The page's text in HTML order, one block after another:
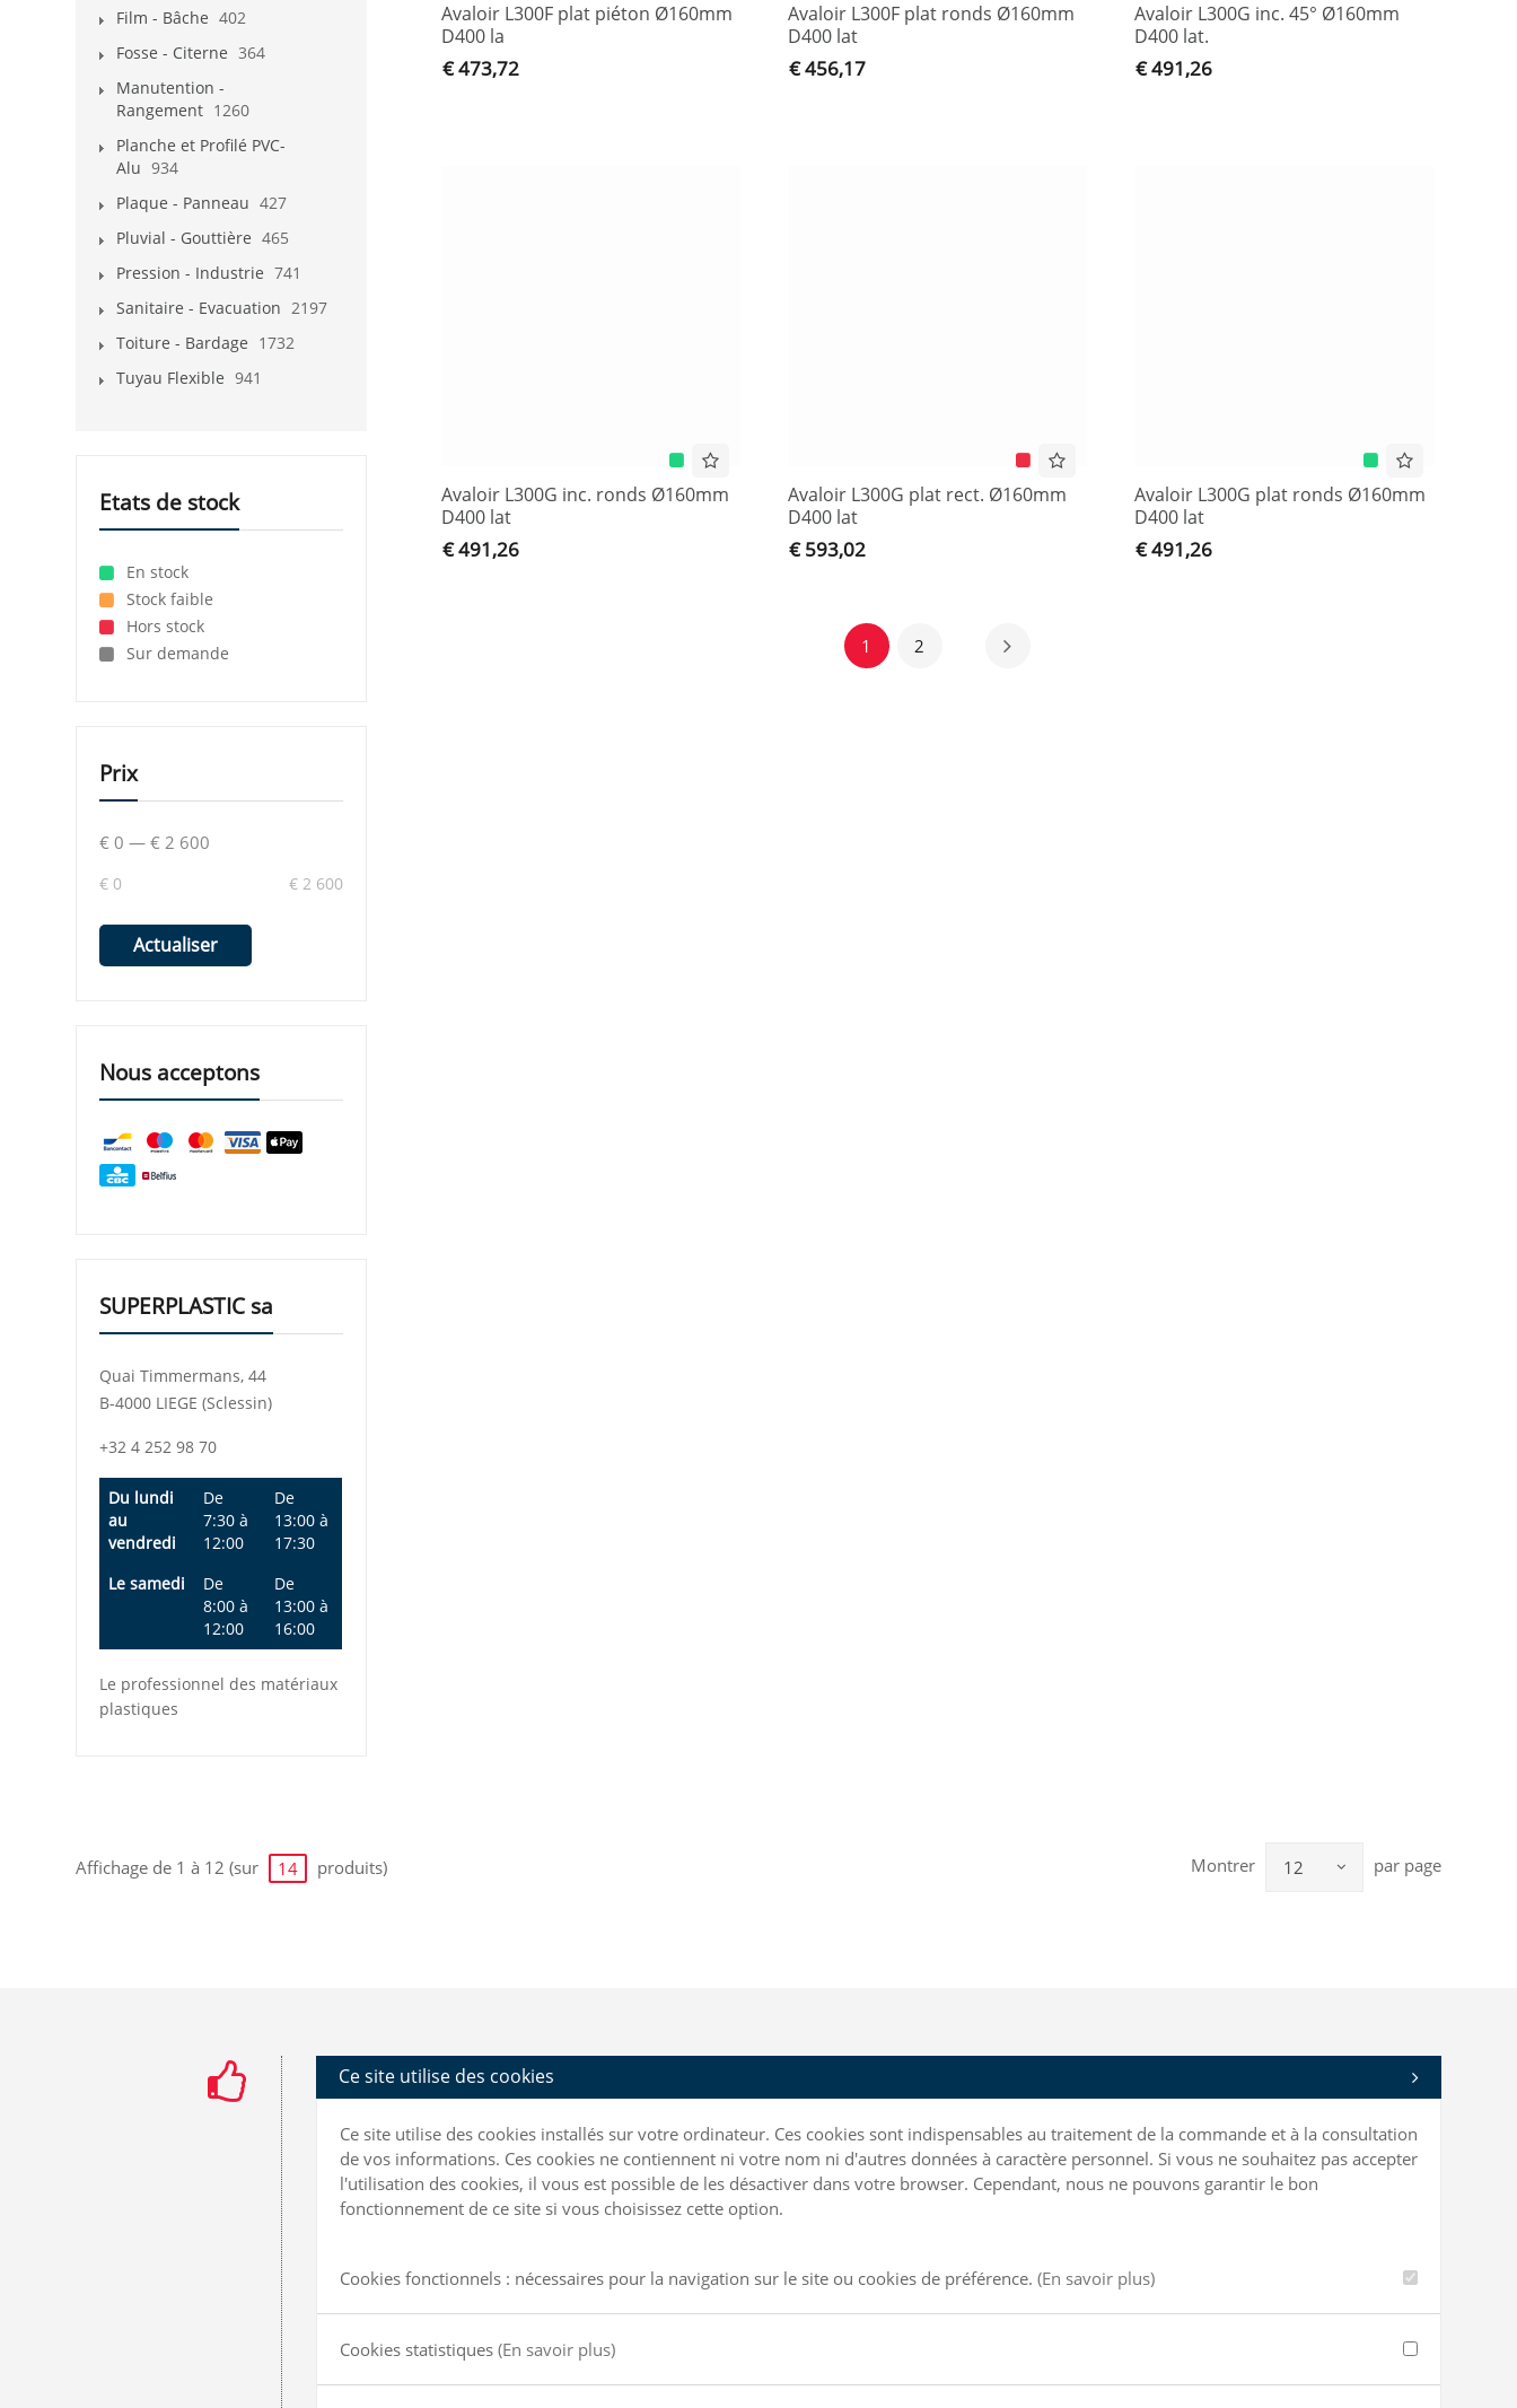
Avaloir L300F plat piéton Ø160mm
D400 la
€ 473,72
Avaloir L300F plat ronds Ø160mm
D400 lat
€ 456,17
Avaloir L300G inc. 45° Ø160mm
D400 lat.
€ 491,26
Avaloir L300G inc. ronds Ø160mm
D400 lat
€ 491,26
Avaloir L300G plat rect. Ø160mm
D400 lat
€ 593,02
Avaloir L300G plat ronds Ø160mm
D400 lat
€ 491,26
1 2
Film - Bâche 402
Fosse - Citerne 364
Manutention -
Rangement 1260
Planche et Profilé PVC-
Alu 934
Plaque - Panneau 427
Pluvial - Gouttière 465
Pression - Industrie 741
Sanitaire - Evacuation 2197
Toiture - Bardage 1732
Tuyau Flexible 941
Etats de stock
En stock
Stock faible
Hors stock
Sur demande
Prix
€ 0 — € 2 600
€ 0 € 2 600
Actualiser
Nous acceptons
SUPERPLASTIC sa
Quai Timmermans, 44
B-4000 LIEGE (Sclessin)
+32 4 252 98 70
Du lundi
au
vendredi
De
7:30 à
12:00
De
13:00 à
17:30
Le samedi
De
8:00 à
12:00
De
13:00 à
16:00
Le professionnel des matériaux
plastiques
Affichage de 1 à 12 (sur 14 produits) Montrer 12 par page
Ce site utilise des cookies
Ce site utilise des cookies installés sur votre ordinateur. Ces cookies sont indispensables au traitement de la commande et à la consultation
de vos informations. Ces cookies ne contiennent ni votre nom ni d'autres données à caractère personnel. Si vous ne souhaitez pas accepter
l'utilisation des cookies, il vous est possible de les désactiver dans votre browser. Cependant, nous ne pouvons garantir le bon
fonctionnement de ce site si vous choisissez cette option.
Cookies fonctionnels : nécessaires pour la navigation sur le site ou cookies de préférence. (En savoir plus)
Cookies statistiques (En savoir plus)